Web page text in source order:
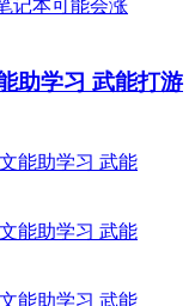
助学习 武能打游